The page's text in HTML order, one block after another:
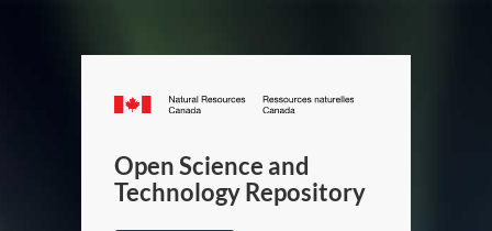
Canada.ca
/
Canada
Open Science and
Technology Repository